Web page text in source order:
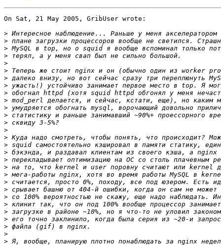
On Sat, 21 May 2005, GribUser wrote:
>
>
>
>
>
>
>
>
>
>
>
>
>
>
>
>
>
>
>
>
>
>
>
>
>
>
>
>
>